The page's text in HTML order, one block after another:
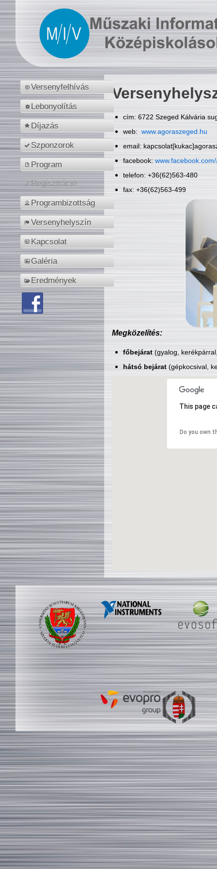
Versenyfelhívás
Lebonyolítás
Díjazás
Szponzorok
Program
Regisztráció
Programbizottság
Versenyhelyszín
Kapcsolat
Galéria
Eredmények
cím: 6722 Szeged Kálvária
web: www.agoraszeged.hu
email:
facebook:
telefon: +36(62)563-480
fax: +36(62)563-499
Megközelítés:
főbejárat(gyalog,
hátsó bejárat(gépkocsival,
This page
Do you own